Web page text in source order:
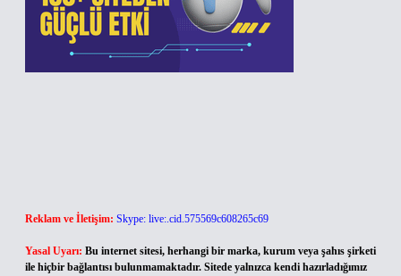
Reklam ve İletişim: Skype: live:.cid.575569c608265c69
Yasal Uyarı: Bu internet sitesi, herhangi bir marka, kurum veya şahıs şirketi
ile hiçbir bağlantısı bulunmamaktadır. Sitede yalnızca kendi hazırladığımız